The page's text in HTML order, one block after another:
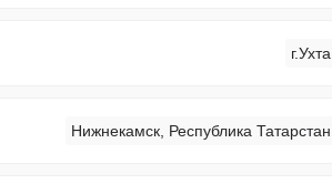
г.Ухта
Нижнекамск, Республика Татарстан